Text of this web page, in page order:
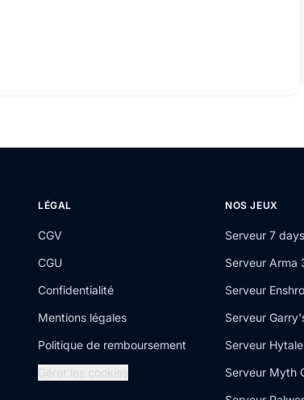
LÉGAL
CGV
CGU
Confidentialité
Mentions légales
Politique de remboursement
Gérer les cookies
NOS JEUX
Serveur 7
Serveur Arma
Serveur
Serveur
Serveur Hytale
Serveur Myth